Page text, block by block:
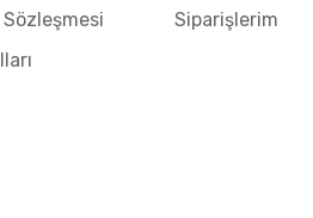
Siparişlerim